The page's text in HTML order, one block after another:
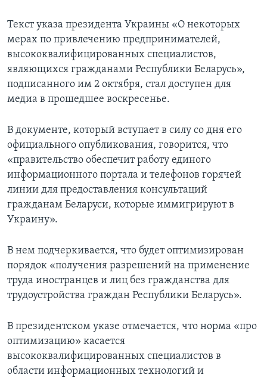
Текст указа президента Украины «О некоторых
мерах по привлечению предпринимателей,
высококвалифицированных специалистов,
являющихся гражданами Республики Беларусь»,
подписанного им 2 октября, стал доступен для
медиа в прошедшее воскресенье.
В документе, который вступает в силу со дня его
официального опубликования, говорится, что
«правительство обеспечит работу единого
информационного портала и телефонов горячей
линии для предоставления консультаций
гражданам Беларуси, которые иммигрируют в
Украину».
В нем подчеркивается, что будет оптимизирован
порядок «получения разрешений на применение
труда иностранцев и лиц без гражданства для
трудоустройства граждан Республики Беларусь».
В президентском указе отмечается, что норма «про
оптимизацию» касается
высококвалифицированных специалистов в
области информационных технологий и